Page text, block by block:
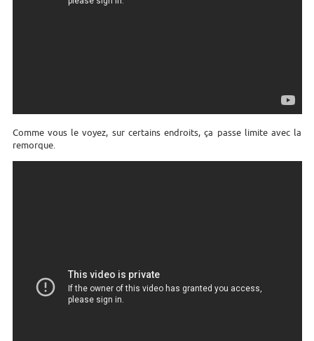
Comme vous le voyez, sur certains endroits, ça passe limite avec la
remorque.